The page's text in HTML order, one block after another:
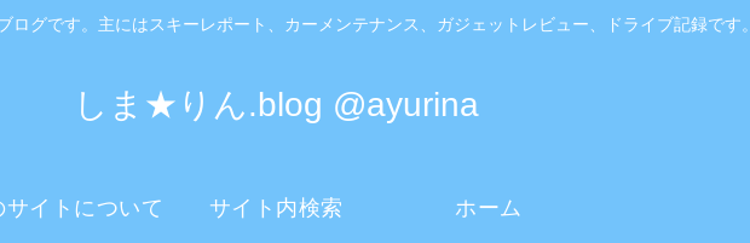
ログです。主にはスキーレポート、カーメンテナンス、ガジェットレビュー、ドライブ記録です。
しま★りん.blog @ayurina
サイトについて サイト内検索 ホーム